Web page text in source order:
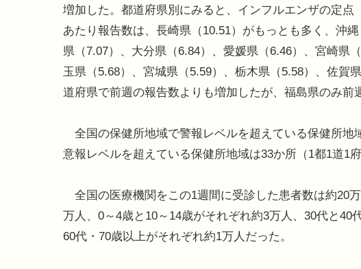
増加した。都道府県別にみると、インフルエンザの定点
あたり報告数は、長崎県（10.51）がもっとも多く、沖縄
県（7.07）、大分県（6.84）、愛媛県（6.46）、宮崎県
玉県（5.68）、宮城県（5.59）、栃木県（5.58）、佐賀
道府県で前週の報告数よりも増加したが、福島県のみ前
全国の保健所地域で警報レベルを超えている保健所地
意報レベルを超えている保健所地域は33か所（1都1道1府
全国の医療機関をこの1週間に受診した患者数は約20
万人、0～4歳と10～14歳がそれぞれ約3万人、30代と40
60代・70歳以上がそれぞれ約1万人だった。